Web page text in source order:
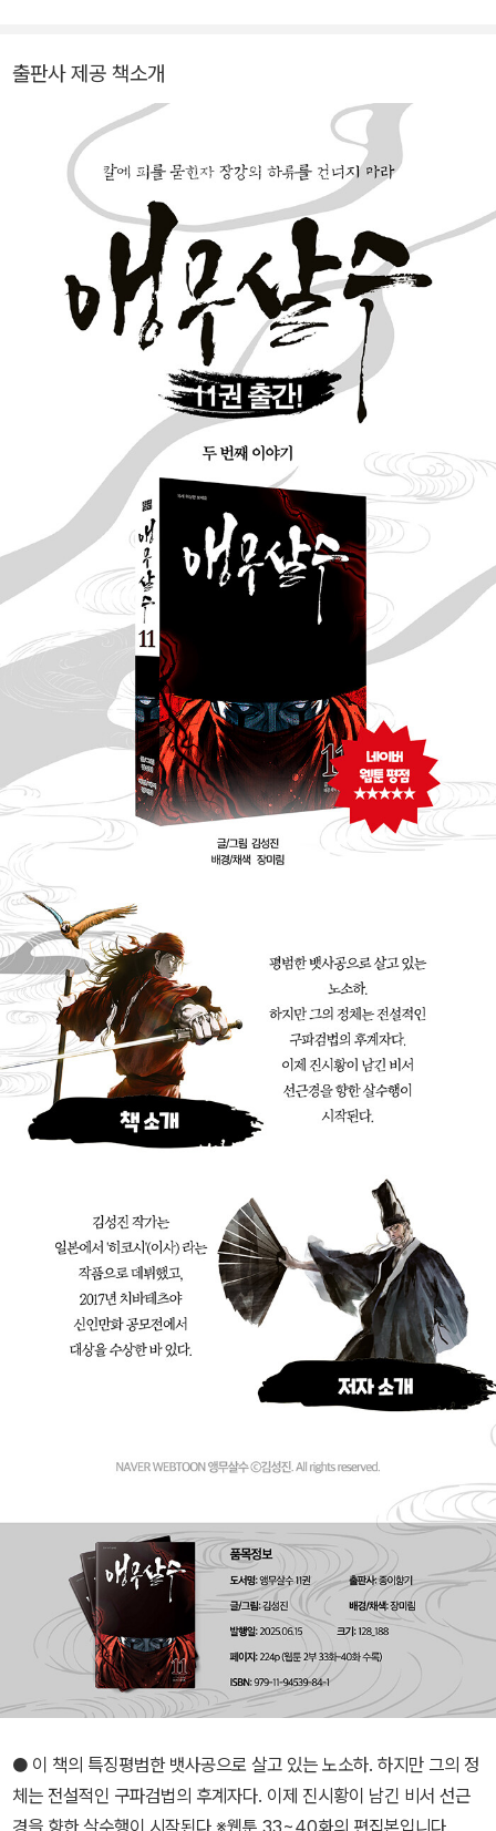
출판사 제공 책소개
● 이 책의 특징평범한 뱃사공으로 살고 있는 노소하. 하지만 그의 정
체는 전설적인 구파검법의 후계자다. 이제 진시황이 남긴 비서 선근